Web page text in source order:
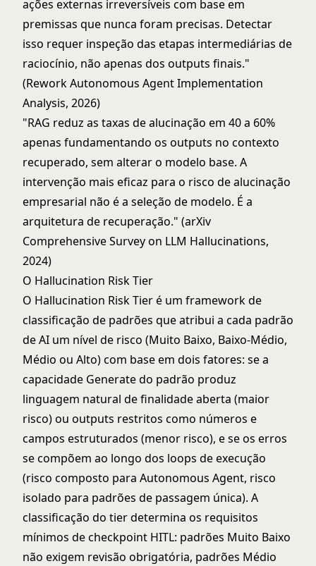
ações externas irreversíveis com base em
premissas que nunca foram precisas. Detectar
isso requer inspeção das etapas intermediárias de
raciocínio, não apenas dos outputs finais."
(Rework Autonomous Agent Implementation
Analysis, 2026)
"RAG reduz as taxas de alucinação em 40 a 60%
apenas fundamentando os outputs no contexto
recuperado, sem alterar o modelo base. A
intervenção mais eficaz para o risco de alucinação
empresarial não é a seleção de modelo. É a
arquitetura de recuperação." (arXiv
Comprehensive Survey on LLM Hallucinations,
2024)
O Hallucination Risk Tier
O Hallucination Risk Tier é um framework de
classificação de padrões que atribui a cada padrão
de AI um nível de risco (Muito Baixo, Baixo-Médio,
Médio ou Alto) com base em dois fatores: se a
capacidade Generate do padrão produz
linguagem natural de finalidade aberta (maior
risco) ou outputs restritos como números e
campos estruturados (menor risco), e se os erros
se compõem ao longo dos loops de execução
(risco composto para Autonomous Agent, risco
isolado para padrões de passagem única). A
classificação do tier determina os requisitos
mínimos de checkpoint HITL: padrões Muito Baixo
não exigem revisão obrigatória, padrões Médio